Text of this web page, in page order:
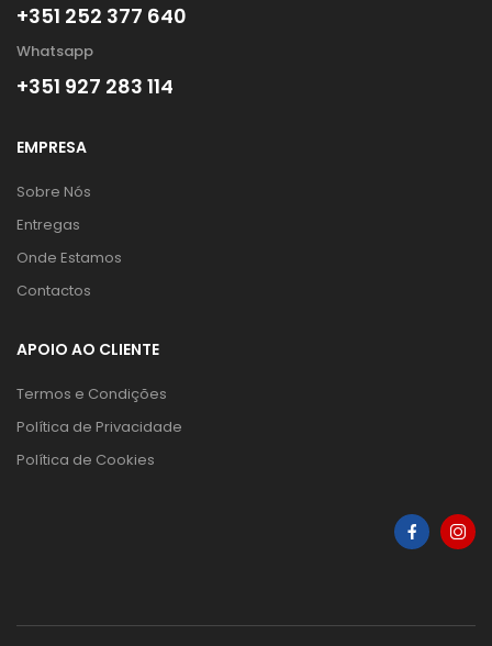
+351 252 377 640
Whatsapp
+351 927 283 114
EMPRESA
Sobre Nós
Entregas
Onde Estamos
Contactos
APOIO AO CLIENTE
Termos e Condições
Política de Privacidade
Política de Cookies